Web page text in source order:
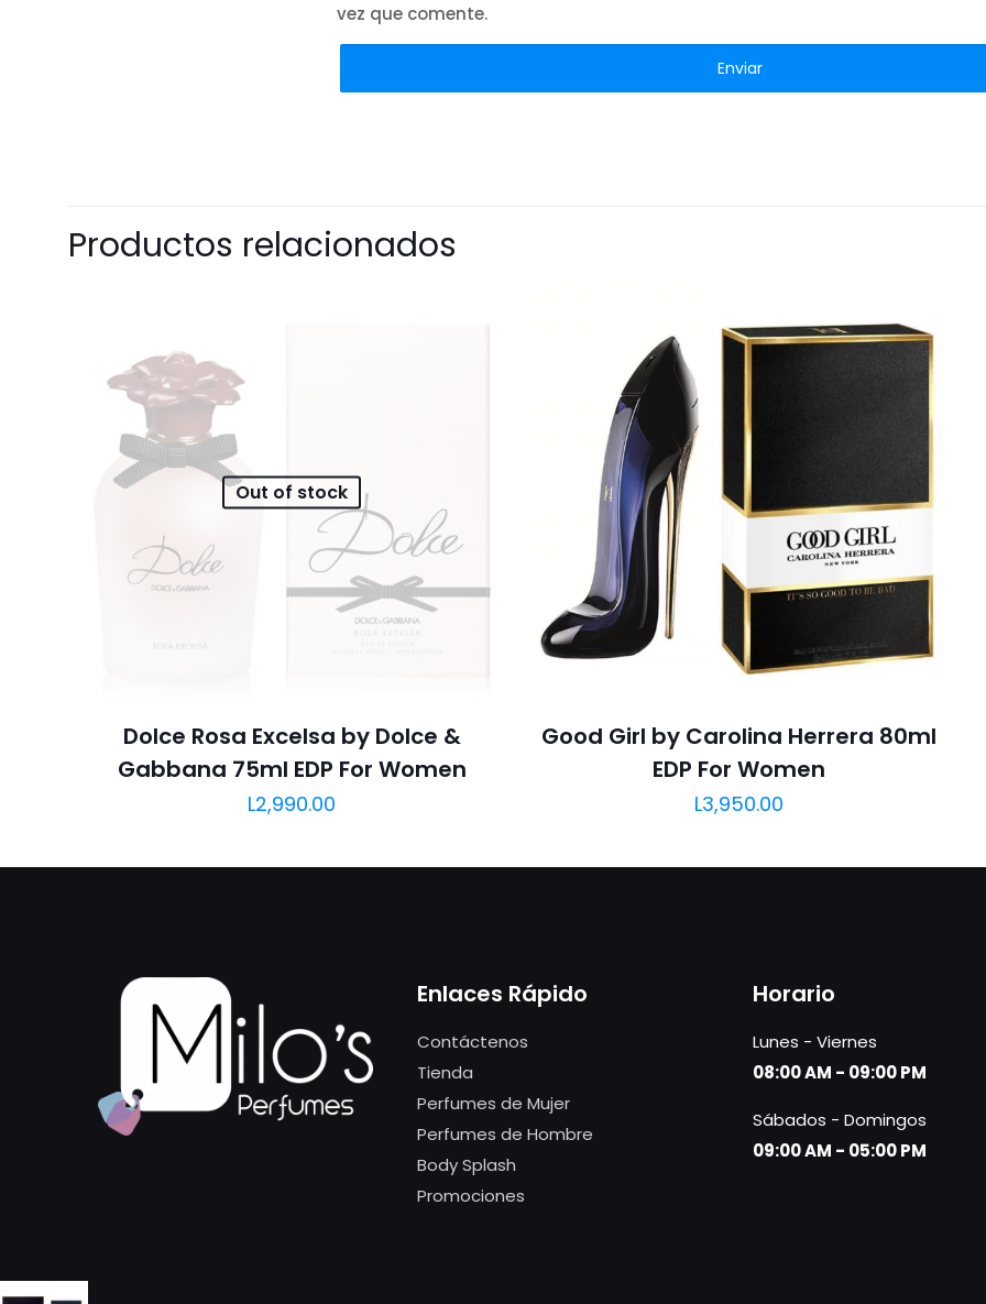
vez que comente.
Productos relacionados
Out of stock
Dolce Rosa Excelsa by Dolce &
Gabbana 75ml EDP For Women
L2,990.00
Good Girl by Carolina Herrera 80ml
EDP For Women
L3,950.00
Enlaces Rápido
Contáctenos
Tienda
Perfumes de Mujer
Perfumes de Hombre
Body Splash
Promociones
Horario
Lunes - Viernes
08:00 AM - 09:00 PM
Sábados - Domingos
09:00 AM - 05:00 PM